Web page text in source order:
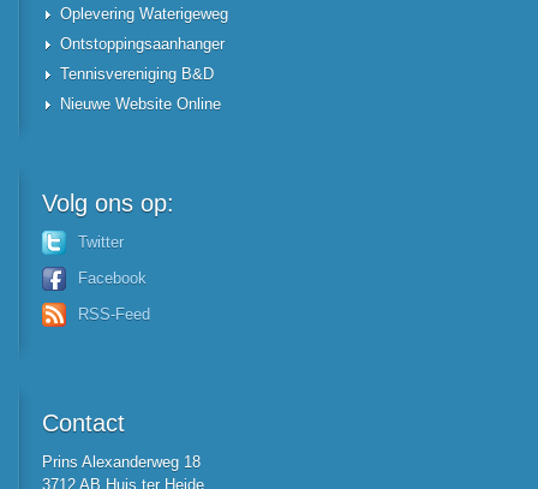
Oplevering Waterigeweg
Ontstoppingsaanhanger
Tennisvereniging B&D
Nieuwe Website Online
Volg ons op:
Twitter
Facebook
RSS-Feed
Contact
Prins Alexanderweg 18
3712 AB Huis ter Heide